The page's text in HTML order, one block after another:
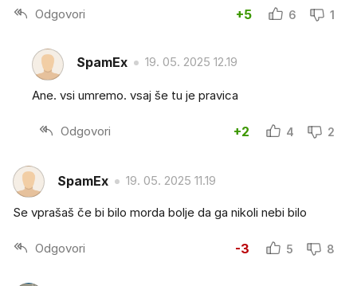
Odgovori +5 6 1
SpamEx 19. 05. 2025 12.19
Ane. vsi umremo. vsaj še tu je pravica
Odgovori +2 4 2
SpamEx 19. 05. 2025 11.19
Se vprašaš če bi bilo morda bolje da ga nikoli nebi bilo
Odgovori -3 5 8